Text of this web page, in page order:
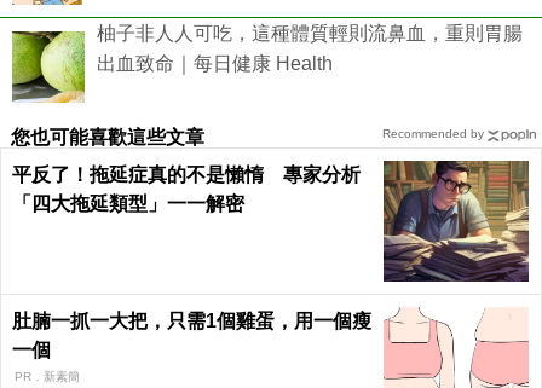
柚子非人人可吃，這種體質輕則流鼻血，重則胃腸
出血致命｜每日健康 Health
您也可能喜歡這些文章
平反了！拖延症真的不是懶惰 專家分析
「四大拖延類型」一一解密
肚腩一抓一大把，只需1個雞蛋，用一個瘦
一個
PR．新素簡
Recommended by